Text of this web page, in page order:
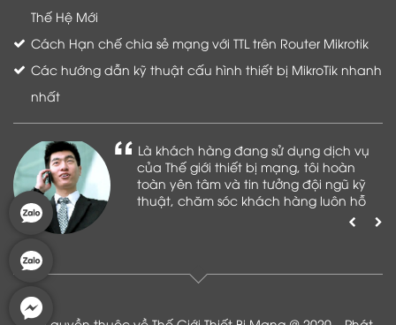
Thế Hệ Mới
Cách Hạn chế chia sẻ mạng với TTL trên Router Mikrotik
Các hướng dẫn kỹ thuật cấu hình thiết bị MikroTik nhanh
nhất
Là khách hàng đang sử dụng dịch vụ
của Thế giới thiết bị mạng, tôi hoàn
toàn yên tâm và tin tưởng đội ngũ kỹ
thuật, chăm sóc khách hàng luôn hỗ